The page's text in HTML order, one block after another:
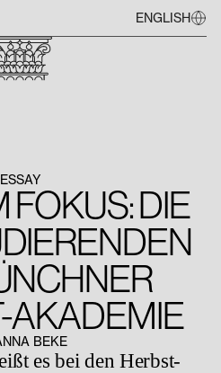
ENGLISH
ESSAY
FOKUS: DIE
AKADEMIE
BEKE
es bei den Herbst-